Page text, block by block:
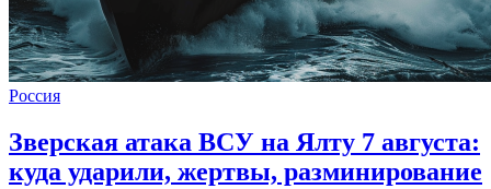
Россия
Зверская атака ВСУ на Ялту 7 августа:
куда ударили, жертвы, разминирование